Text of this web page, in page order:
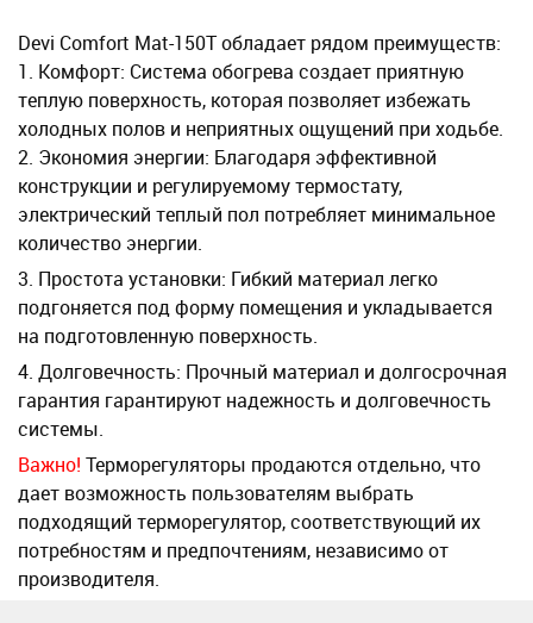
Devi Comfort Mat-150T обладает рядом преимуществ:
1. Комфорт: Система обогрева создает приятную
теплую поверхность, которая позволяет избежать
холодных полов и неприятных ощущений при ходьбе.
2. Экономия энергии: Благодаря эффективной
конструкции и регулируемому термостату,
электрический теплый пол потребляет минимальное
количество энергии.
3. Простота установки: Гибкий материал легко
подгоняется под форму помещения и укладывается
на подготовленную поверхность.
4. Долговечность: Прочный материал и долгосрочная
гарантия гарантируют надежность и долговечность
системы.
Важно! Терморегуляторы продаются отдельно, что
дает возможность пользователям выбрать
подходящий терморегулятор, соответствующий их
потребностям и предпочтениям, независимо от
производителя.